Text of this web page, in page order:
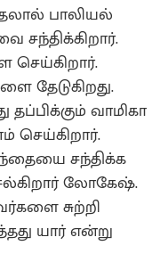
பாலியல்
சந்திக்கிறார்.
தேடுகிறது.
தப்பிக்கும் வாமிகா
சந்திக்க
லோகேஷ்.
சுற்றி
யார் என்று